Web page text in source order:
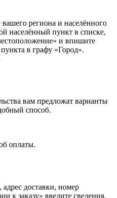
региона и населённого
населённый пункт в списке,
и впишите
в графу «Город».
вам предложат варианты
способ.
оплаты.
доставки, номер
к заказу» введите сведения,